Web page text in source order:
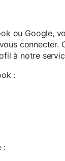
ou Google,
connecter.
à notre
:
: